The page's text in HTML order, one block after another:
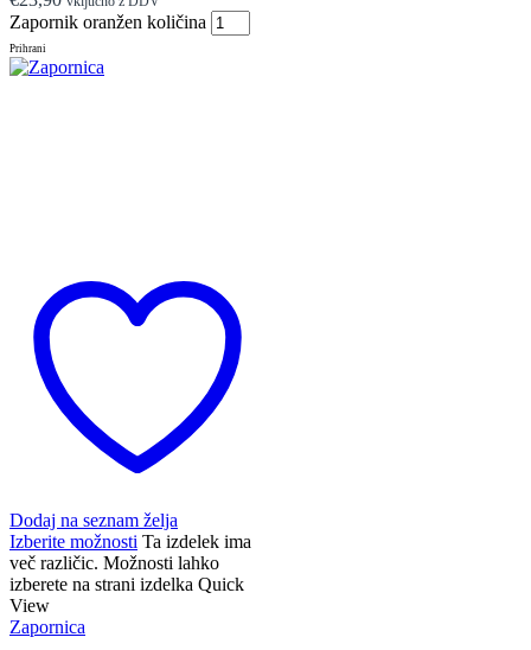
Zapornik oranžen količina
Prihrani
Dodaj na seznam želja
Izberite možnosti Ta izdelek ima
več različic. Možnosti lahko
izberete na strani izdelka Quick
View
Zapornica